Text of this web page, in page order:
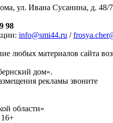
ул. Ивана Сусанина, д. 48/
98
info@smi44.ru /
любых материалов сайта
дом».
рекламы звоните
области»
16+